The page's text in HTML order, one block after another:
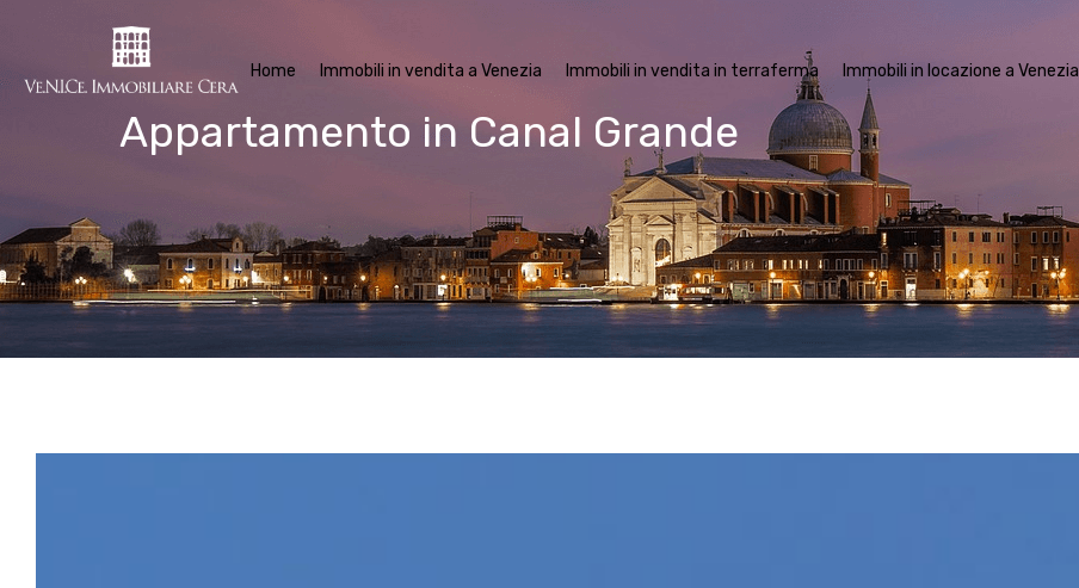
Immobili in vendita in terraferma
Home
Immobili in vendita a Venezia Immobili in vendita in terraferma Immobili in locazione a Venezia
Appartamento in Canal Grande